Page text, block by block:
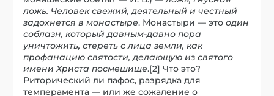
ложь. Человек свежий, деятельный и честный
задохнется в монастыре. Монастыри — этоодин
соблазн, который давным-давно пора
уничтожить, стереть с лица земли, как
профанацию святости, делающую из святого
имени Христа посмешище.[2] Что это?
Риторический ли пафос, разрядка для
темперамента — или же сожаление о